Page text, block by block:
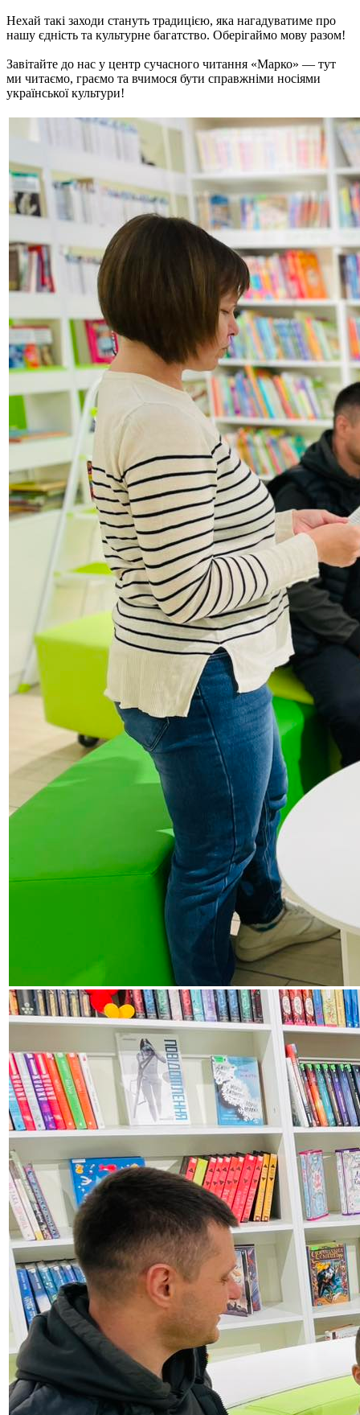
Нехай такі заходи стануть традицією, яка нагадуватиме про
нашу єдність та культурне багатство. Оберігаймо мову разом!
Завітайте до нас у центр сучасного читання «Марко» — тут
ми читаємо, граємо та вчимося бути справжніми носіями
української культури!